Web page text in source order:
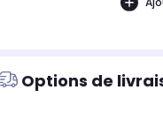
Options de